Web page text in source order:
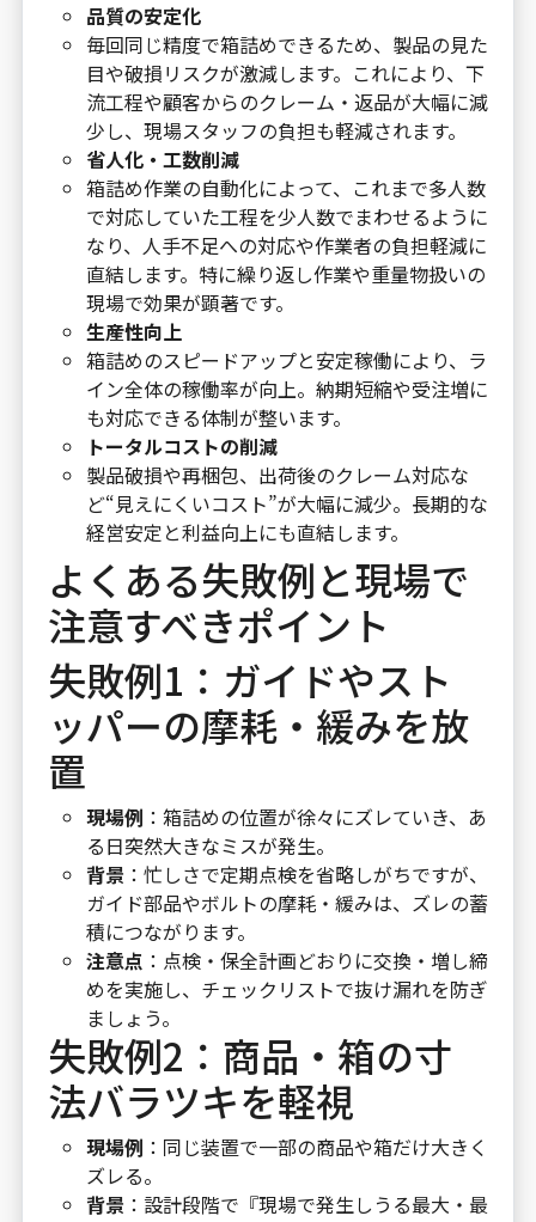
品質の安定化
毎回同じ精度で箱詰めできるため、製品の見た
目や破損リスクが激減します。これにより、下
流工程や顧客からのクレーム・返品が大幅に減
少し、現場スタッフの負担も軽減されます。
省人化・工数削減
箱詰め作業の自動化によって、これまで多人数
で対応していた工程を少人数でまわせるように
なり、人手不足への対応や作業者の負担軽減に
直結します。特に繰り返し作業や重量物扱いの
現場で効果が顕著です。
生産性向上
箱詰めのスピードアップと安定稼働により、ラ
イン全体の稼働率が向上。納期短縮や受注増に
も対応できる体制が整います。
トータルコストの削減
製品破損や再梱包、出荷後のクレーム対応な
ど“見えにくいコスト”が大幅に減少。長期的な
経営安定と利益向上にも直結します。
よくある失敗例と現場で
注意すべきポイント
失敗例1：ガイドやスト
ッパーの摩耗・緩みを放
置
現場例 ：箱詰めの位置が徐々にズレていき、あ
る日突然大きなミスが発生。
背景 ：忙しさで定期点検を省略しがちですが、
ガイド部品やボルトの摩耗・緩みは、ズレの蓄
積につながります。
注意点 ：点検・保全計画どおりに交換・増し締
めを実施し、チェックリストで抜け漏れを防ぎ
ましょう。
失敗例2：商品・箱の寸
法バラツキを軽視
現場例 ：同じ装置で一部の商品や箱だけ大きく
ズレる。
背景 ：設計段階で『現場で発生しうる最大・最